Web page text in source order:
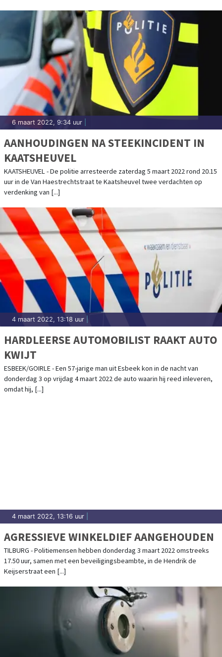
6 maart 2022, 9:34 uur
AANHOUDINGEN NA STEEKINCIDENT IN
KAATSHEUVEL
KAATSHEUVEL - De politie arresteerde zaterdag 5 maart 2022 rond 20.15
uur in de Van Haestrechtstraat te Kaatsheuvel twee verdachten op
verdenking van [...]
4 maart 2022, 13:18 uur
HARDLEERSE AUTOMOBILIST RAAKT AUTO
KWIJT
ESBEEK/GOIRLE - Een 57-jarige man uit Esbeek kon in de nacht van
donderdag 3 op vrijdag 4 maart 2022 de auto waarin hij reed inleveren,
omdat hij, [...]
4 maart 2022, 13:16 uur
AGRESSIEVE WINKELDIEF AANGEHOUDEN
TILBURG - Politiemensen hebben donderdag 3 maart 2022 omstreeks
17.50 uur, samen met een beveiligingsbeambte, in de Hendrik de
Keijserstraat een [...]